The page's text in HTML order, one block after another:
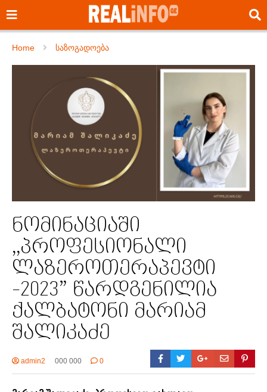
Home საზოგადოება
ნომინაციაში
,,პროფესიონალი
ლაზეროთერაპევტი
-2023” წარდგენილია
ქალბატონი მარიამ
შალიკაძე
admin2 000 000 0